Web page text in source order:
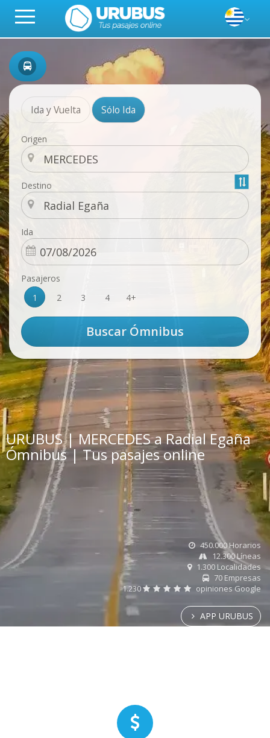
Ida y Vuelta Sólo Ida
Origen
Destino
Ida
Pasajeros
1
2 3 4 4+
URUBUS | MERCEDES a Radial Egaña
Ómnibus | Tus pasajes online
450.000 Horarios
12.300 Líneas
1.300 Localidades
70 Empresas
1.230
opiniones Google
APP URUBUS